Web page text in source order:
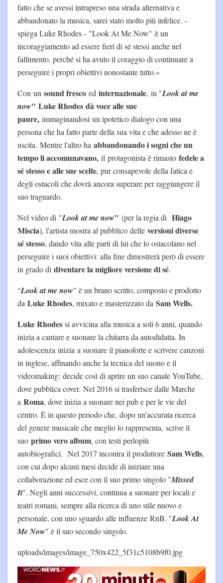
fatto che se avessi intrapreso una strada alternativa e
abbandonato la musica, sarei stato molto più infelice. -
spiega Luke Rhodes - "Look At Me Now" è un
incoraggiamento ad essere fieri di sé stessi anche nel
fallimento, perché si ha avuto il coraggio di continuare a
perseguire i propri obiettivi nonostante tutto.»
Con un sound fresco ed internazionale, in "Look at me
now" Luke Rhodes dà voce alle sue
paure, immaginandosi un ipotetico dialogo con una
persona che ha fatto parte della sua vita e che adesso ne è
uscita. Mentre l'altro ha abbandonando i sogni che un
tempo li accomunavano, il protagonista è rimasto fedele a
sé stesso e alle sue scelte, pur consapevole della fatica e
degli ostacoli che dovrà ancora superare per raggiungere il
suo traguardo.
Nel video di "Look at me now" (per la regia di Hiago
Miscia), l'artista mostra al pubblico delle versioni diverse
sé stesso, dando vita alle parti di lui che lo ostacolano nel
perseguire i suoi obiettivi: alla fine dimostrerà però di essere
in grado di diventare la migliore versione di sé.
“Look at me now” è un brano scritto, composto e prodotto
da Luke Rhodes, mixato e masterizzato da Sam Wells.
Luke Rhodes si avvicina alla musica a soli 6 anni, quando
inizia a cantare e suonare la chitarra da autodidatta. In
adolescenza inizia a suonare il pianoforte e scrivere canzoni
in inglese, affinando anche la tecnica del suono e il
videomaking: decide così di aprire un suo canale YouTube,
dove pubblica cover. Nel 2016 si trasferisce dalle Marche
a Roma, dove inizia a suonare nei pub e per le vie del
centro. È in questo periodo che, dopo un'accurata ricerca
del genere musicale che meglio lo rappresenta, scrive il
suo primo vero album, con testi perlopiù
autobiografici. Nel 2017 incontra il produttore Sam Wells,
con cui dopo alcuni mesi decide di iniziare una
collaborazione ed esce con il suo primo singolo "Missed
It". Negli anni successivi, continua a suonare per locali e
teatri romani, sempre alla ricerca di uno stile nuovo e
personale, con uno sguardo alle influenze RnB. "Look At
Me Now" è il suo secondo singolo.
uploads/images/image_750x422_5f31c5108b9f0.jpg